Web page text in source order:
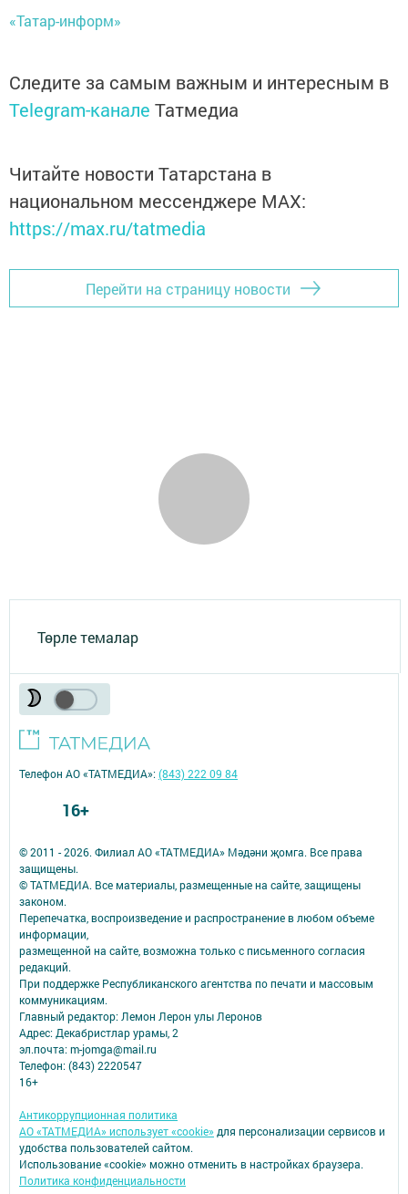
«Татар-информ»
Следите за самым важным и интересным в
Telegram-канале Татмедиа
Читайте новости Татарстана в
национальном мессенджере MАХ:
https://max.ru/tatmedia
Перейти на страницу новости
Төрле темалар
© 2011 - 2026. Филиал АО «ТАТМЕДИА» Мәдәни җомга. Все права
защищены.
© ТАТМЕДИА. Все материалы, размещенные на сайте, защищены
законом.
Перепечатка, воспроизведение и распространение в любом объеме
информации,
размещенной на сайте, возможна только с письменного согласия
редакций.
При поддержке Республиканского агентства по печати и массовым
коммуникациям.
Главный редактор: Лемон Лерон улы Леронов
Адрес: Декабристлар урамы, 2
эл.почта: m-jomga@mail.ru
Телефон: (843) 2220547
16+
Антикоррупционная политика
АО «ТАТМЕДИА» использует «cookie»для персонализации сервисов и
удобства пользователей сайтом.
Использование «cookie» можно отменить в настройках браузера.
Политика конфиденциальности
Телефон АО «ТАТМЕДИА»:(843) 222 09 84
16+